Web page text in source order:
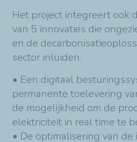
Het project integreert ook
van 5 innovaties die
en de
sector inluiden:
• Een digitaal
permanente toelevering
de mogelijkheid om de
elektriciteit in real time te
• De optimalisering van de